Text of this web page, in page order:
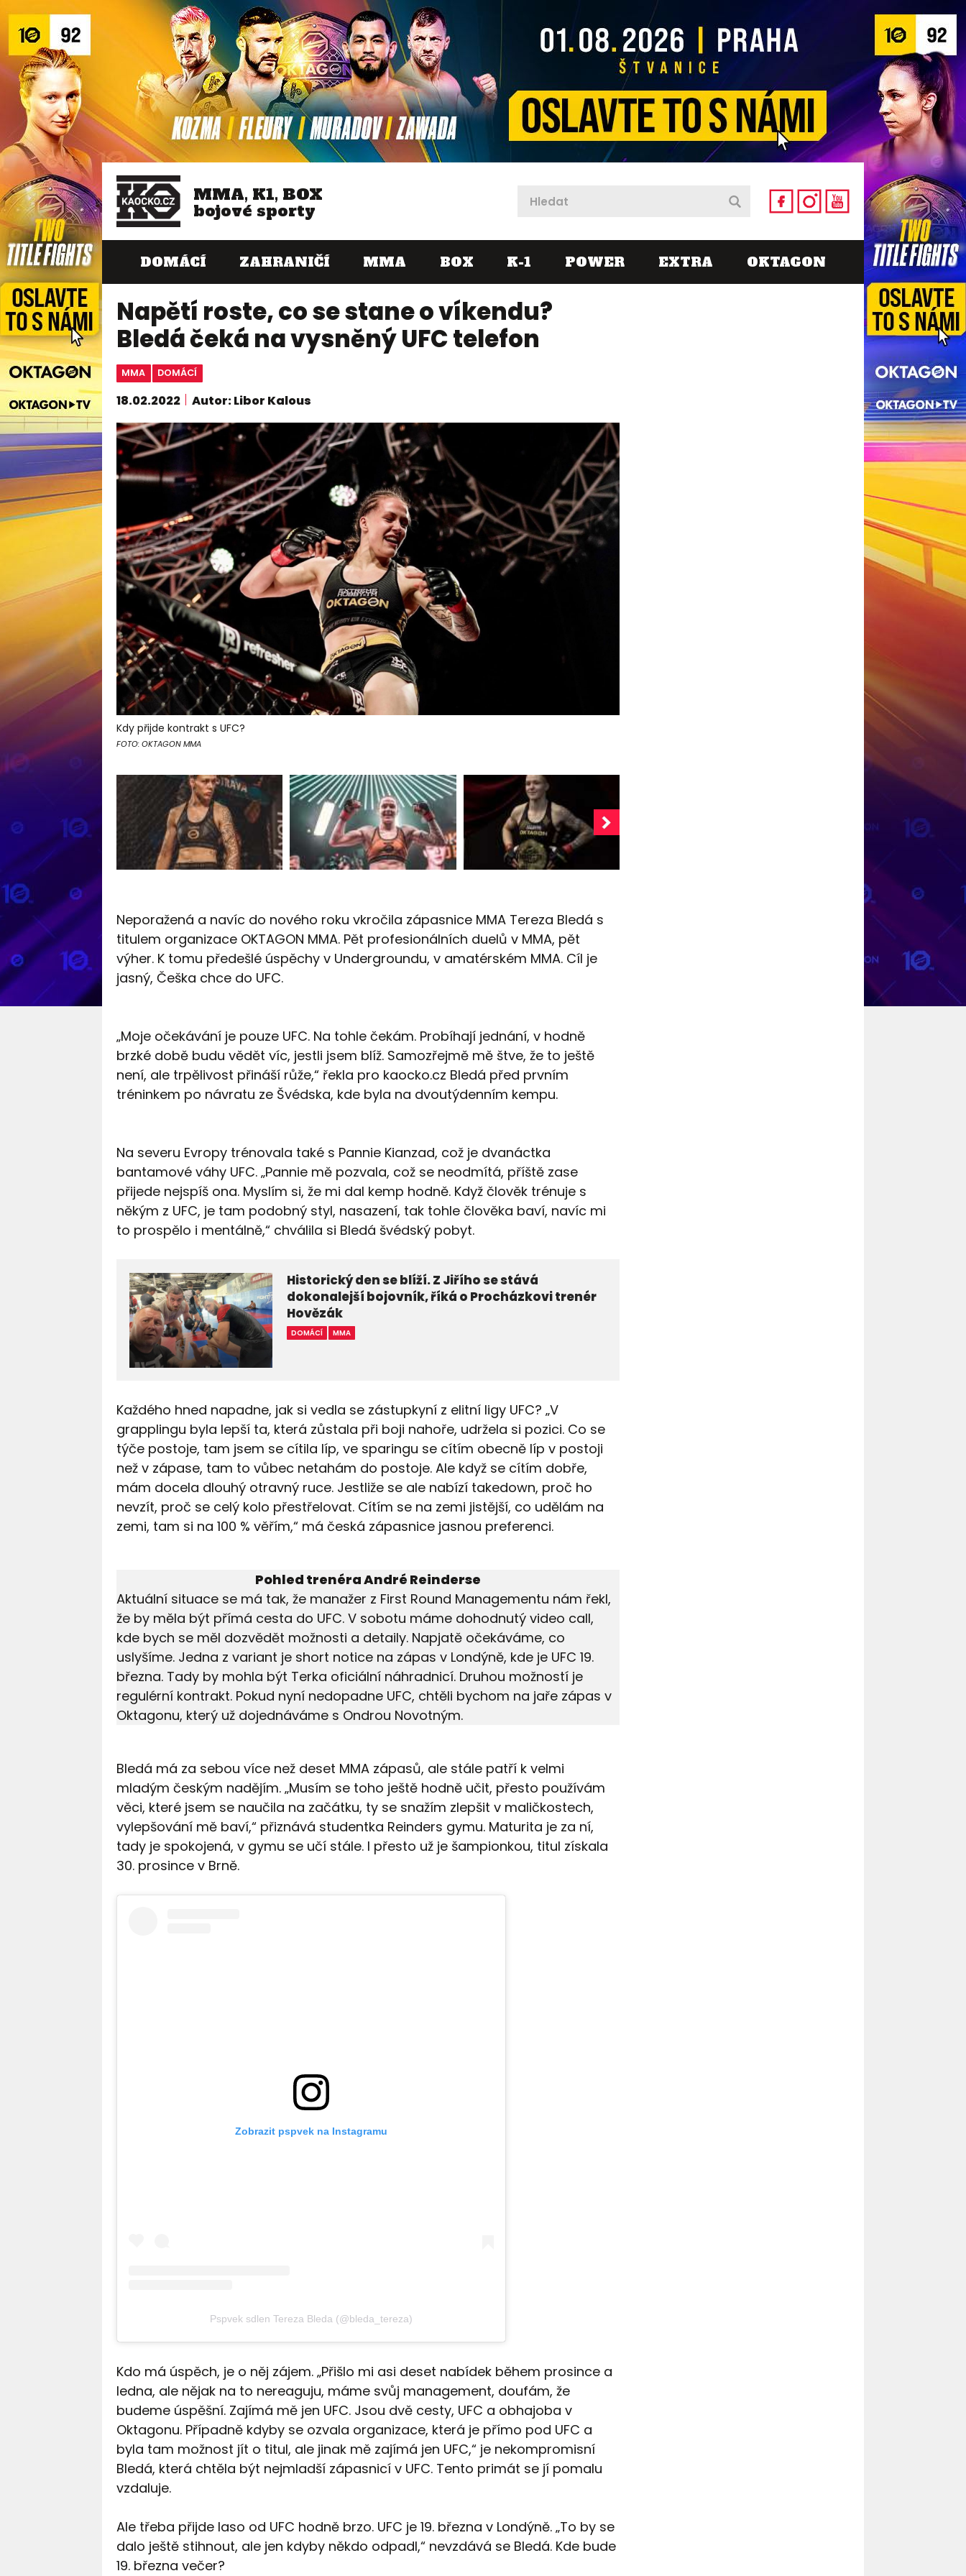
MMA, K1, BOX
bojové sporty
DOMÁCÍ ZAHRANIČÍ MMA BOX K-1 POWER EXTRA OKTAGON
Napětí roste, co se stane o víkendu?
Bledá čeká na vysněný UFC telefon
MMA DOMÁCÍ
18.02.2022 Autor: Libor Kalous
Kdy přijde kontrakt s UFC?
FOTO: OKTAGON MMA
Neporažená a navíc do nového roku vkročila zápasnice MMA Tereza Bledá s
titulem organizace OKTAGON MMA. Pět profesionálních duelů v MMA, pět
výher. K tomu předešlé úspěchy v Undergroundu, v amatérském MMA. Cíl je
jasný, Češka chce do UFC.
„Moje očekávání je pouze UFC. Na tohle čekám. Probíhají jednání, v hodně
brzké době budu vědět víc, jestli jsem blíž. Samozřejmě mě štve, že to ještě
není, ale trpělivost přináší růže,“ řekla pro kaocko.cz Bledá před prvním
tréninkem po návratu ze Švédska, kde byla na dvoutýdenním kempu.
Na severu Evropy trénovala také s Pannie Kianzad, což je dvanáctka
bantamové váhy UFC. „Pannie mě pozvala, což se neodmítá, příště zase
přijede nejspíš ona. Myslím si, že mi dal kemp hodně. Když člověk trénuje s
někým z UFC, je tam podobný styl, nasazení, tak tohle člověka baví, navíc mi
to prospělo i mentálně,“ chválila si Bledá švédský pobyt.
Historický den se blíží. Z Jiřího se stává
dokonalejší bojovník, říká o Procházkovi trenér
Hovězák
DOMÁCÍ MMA
Každého hned napadne, jak si vedla se zástupkyní z elitní ligy UFC? „V
grapplingu byla lepší ta, která zůstala při boji nahoře, udržela si pozici. Co se
týče postoje, tam jsem se cítila líp, ve sparingu se cítím obecně líp v postoji
než v zápase, tam to vůbec netahám do postoje. Ale když se cítím dobře,
mám docela dlouhý otravný ruce. Jestliže se ale nabízí takedown, proč ho
nevzít, proč se celý kolo přestřelovat. Cítím se na zemi jistější, co udělám na
zemi, tam si na 100 % věřím,“ má česká zápasnice jasnou preferenci.
Pohled trenéra André Reinderse
Aktuální situace se má tak, že manažer z First Round Managementu nám řekl,
že by měla být přímá cesta do UFC. V sobotu máme dohodnutý video call,
kde bych se měl dozvědět možnosti a detaily. Napjatě očekáváme, co
uslyšíme. Jedna z variant je short notice na zápas v Londýně, kde je UFC 19.
března. Tady by mohla být Terka oficiální náhradnicí. Druhou možností je
regulérní kontrakt. Pokud nyní nedopadne UFC, chtěli bychom na jaře zápas v
Oktagonu, který už dojednáváme s Ondrou Novotným.
Bledá má za sebou více než deset MMA zápasů, ale stále patří k velmi
mladým českým nadějím. „Musím se toho ještě hodně učit, přesto používám
věci, které jsem se naučila na začátku, ty se snažím zlepšit v maličkostech,
vylepšování mě baví,“ přiznává studentka Reinders gymu. Maturita je za ní,
tady je spokojená, v gymu se učí stále. I přesto už je šampionkou, titul získala
30. prosince v Brně.
Zobrazit pspvek na Instagramu
Pspvek sdlen Tereza Bleda (@bleda_tereza)
Kdo má úspěch, je o něj zájem. „Přišlo mi asi deset nabídek během prosince a
ledna, ale nějak na to nereaguju, máme svůj management, doufám, že
budeme úspěšní. Zajímá mě jen UFC. Jsou dvě cesty, UFC a obhajoba v
Oktagonu. Případně kdyby se ozvala organizace, která je přímo pod UFC a
byla tam možnost jít o titul, ale jinak mě zajímá jen UFC,“ je nekompromisní
Bledá, která chtěla být nejmladší zápasnicí v UFC. Tento primát se jí pomalu
vzdaluje.
Ale třeba přijde laso od UFC hodně brzo. UFC je 19. března v Londýně. „To by se
dalo ještě stihnout, ale jen kdyby někdo odpadl,“ nevzdává se Bledá. Kde bude
19. března večer?